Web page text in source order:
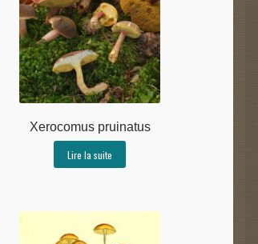
Xerocomus pruinatus
Lire la suite